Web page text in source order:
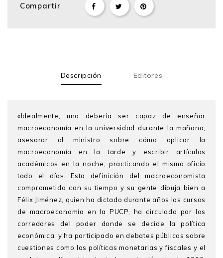
Compartir
Descripción Editores
«Idealmente, uno debería ser capaz de enseñar
macroeconomía en la universidad durante la mañana,
asesorar al ministro sobre cómo aplicar la
macroeconomía en la tarde y escribir artículos
académicos en la noche, practicando el mismo oficio
todo el día». Esta definición del macroeconomista
comprometido con su tiempo y su gente dibuja bien a
Félix Jiménez, quien ha dictado durante años los cursos
de macroeconomía en la PUCP, ha circulado por los
corredores del poder donde se decide la política
económica, y ha participado en debates públicos sobre
cuestiones como las políticas monetarias y fiscales y el